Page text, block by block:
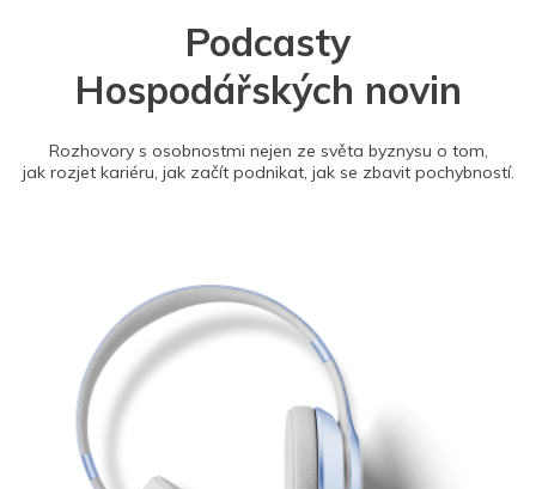
Podcasty
Hospodářských novin
Rozhovory s osobnostmi nejen ze světa byznysu o tom,
jak rozjet kariéru, jak začít podnikat, jak se zbavit pochybností.